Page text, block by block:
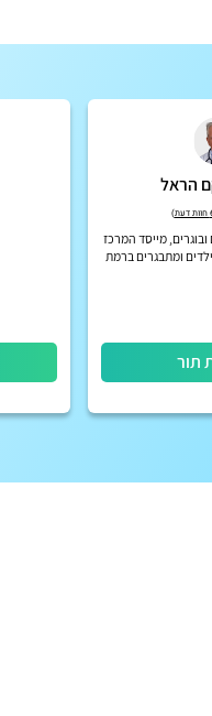
הראל
)
מייסד המרכז
ומתבגרים ברמת
תור